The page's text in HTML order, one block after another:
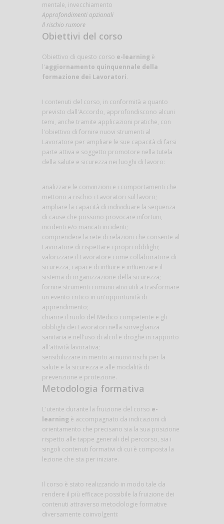
mentale, invecchiamento
Approfondimenti opzionali
Il rischio rumore
Obiettivi del corso
Obiettivo di questo corso e-learning è
l'aggiornamento quinquennale della
formazione dei Lavoratori.
I contenuti del corso, in conformità a quanto
previsto dall'Accordo, approfondiscono alcuni
temi, anche tramite applicazioni pratiche, con
l'obiettivo di fornire nuovi strumenti al
Lavoratore per ampliare le sue capacità di farsi
parte attiva e soggetto promotore nella tutela
della salute e sicurezza nei luoghi di lavoro:
analizzare le convinzioni e i comportamenti che
mettono a rischio i Lavoratori sul lavoro;
ampliare la capacità di individuare la sequenza
di cause che possono provocare infortuni,
incidenti e/o mancati incidenti;
comprendere la rete di relazioni che consente al
Lavoratore di rispettare i propri obblighi;
valorizzare il Lavoratore come collaboratore di
sicurezza, capace di influire e influenzare il
sistema di organizzazione della sicurezza;
fornire strumenti comunicativi utili a trasformare
un evento critico in un'opportunità di
apprendimento;
chiarire il ruolo del Medico competente e gli
obblighi dei Lavoratori nella sorveglianza
sanitaria e nell'uso di alcol e droghe in rapporto
all'attività lavorativa;
sensibilizzare in merito ai nuovi rischi per la
salute e la sicurezza e alle modalità di
prevenzione e protezione.
Metodologia formativa
L'utente durante la fruizione del corso e-
learning è accompagnato da indicazioni di
orientamento che precisano sia la sua posizione
rispetto alle tappe generali del percorso, sia i
singoli contenuti formativi di cui è composta la
lezione che sta per iniziare.
Il corso è stato realizzando in modo tale da
rendere il più efficace possibile la fruizione dei
contenuti attraverso metodologie formative
diversamente coinvolgenti: